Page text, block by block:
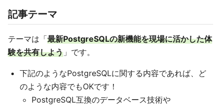
記事テーマ
テーマは「最新PostgreSQLの新機能を現場に活かした体
験を共有しよう 」です。
下記のようなPostgreSQLに関する内容であれば、ど
のような内容でもOKです！
PostgreSQL互換のデータベース技術や